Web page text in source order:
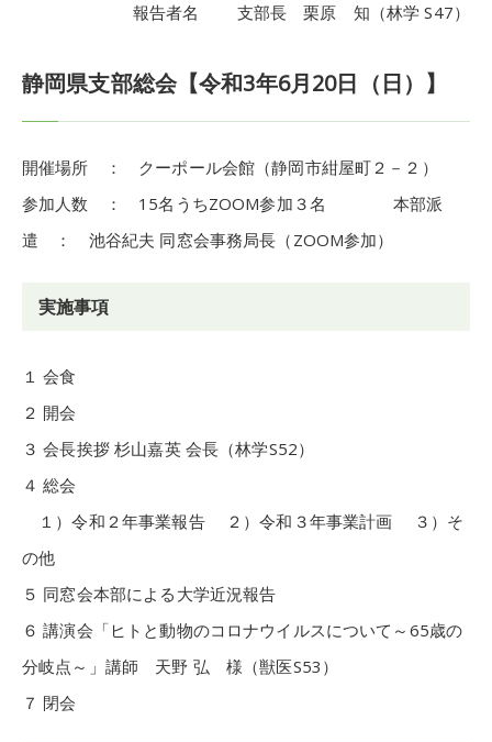
報告者名 支部長 栗原 知（林学 S47）
静岡県支部総会【令和3年6月20日（日）】
開催場所 ： クーポール会館（静岡市紺屋町２－２）
参加人数 ： 15名うちZOOM参加３名 本部派
遣 ： 池谷紀夫 同窓会事務局長（ZOOM参加）
実施事項
１ 会食
２ 開会
３ 会長挨拶 杉山嘉英 会長（林学S52）
４ 総会
１）令和２年事業報告 ２）令和３年事業計画 ３）そ
の他
５ 同窓会本部による大学近況報告
６ 講演会「ヒトと動物のコロナウイルスについて～65歳の
分岐点～」講師 天野 弘 様（獣医S53）
７ 閉会